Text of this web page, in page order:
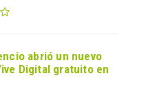
abrió un nuevo
Digital gratuito en